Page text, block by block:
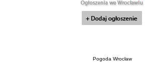
Pogoda Wrocław